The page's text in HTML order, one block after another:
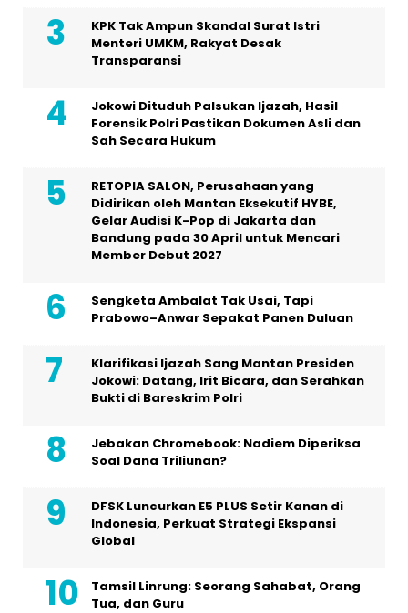
KPK Tak Ampun Skandal Surat Istri
Menteri UMKM, Rakyat Desak
Transparansi
Jokowi Dituduh Palsukan Ijazah, Hasil
Forensik Polri Pastikan Dokumen Asli dan
Sah Secara Hukum
RETOPIA SALON, Perusahaan yang
Didirikan oleh Mantan Eksekutif HYBE,
Gelar Audisi K-Pop di Jakarta dan
Bandung pada 30 April untuk Mencari
Member Debut 2027
Sengketa Ambalat Tak Usai, Tapi
Prabowo–Anwar Sepakat Panen Duluan
Klarifikasi Ijazah Sang Mantan Presiden
Jokowi: Datang, Irit Bicara, dan Serahkan
Bukti di Bareskrim Polri
Jebakan Chromebook: Nadiem Diperiksa
Soal Dana Triliunan?
DFSK Luncurkan E5 PLUS Setir Kanan di
Indonesia, Perkuat Strategi Ekspansi
Global
Tamsil Linrung: Seorang Sahabat, Orang
Tua, dan Guru